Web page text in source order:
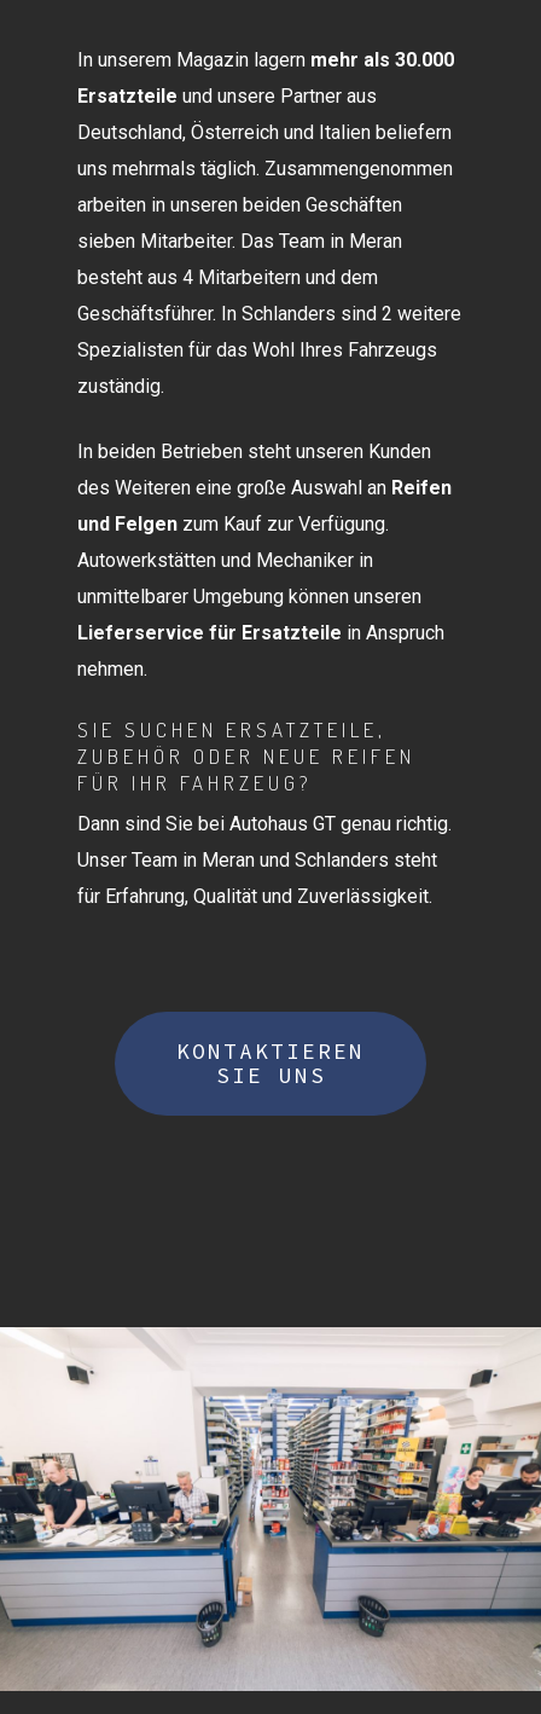
In unserem Magazin lagern mehr als 30.000
Ersatzteile und unsere Partner aus
Deutschland, Österreich und Italien beliefern
uns mehrmals täglich. Zusammengenommen
arbeiten in unseren beiden Geschäften
sieben Mitarbeiter. Das Team in Meran
besteht aus 4 Mitarbeitern und dem
Geschäftsführer. In Schlanders sind 2 weitere
Spezialisten für das Wohl Ihres Fahrzeugs
zuständig.
In beiden Betrieben steht unseren Kunden
des Weiteren eine große Auswahl an Reifen
und Felgen zum Kauf zur Verfügung.
Autowerkstätten und Mechaniker in
unmittelbarer Umgebung können unseren
Lieferservice für Ersatzteile in Anspruch
nehmen.
SIE SUCHEN ERSATZTEILE,
ZUBEHÖR ODER NEUE REIFEN
FÜR IHR FAHRZEUG?
Dann sind Sie bei Autohaus GT genau richtig.
Unser Team in Meran und Schlanders steht
für Erfahrung, Qualität und Zuverlässigkeit.
KONTAKTIEREN
SIE UNS